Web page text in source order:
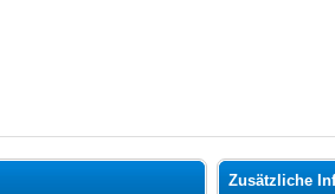
Zusätzliche